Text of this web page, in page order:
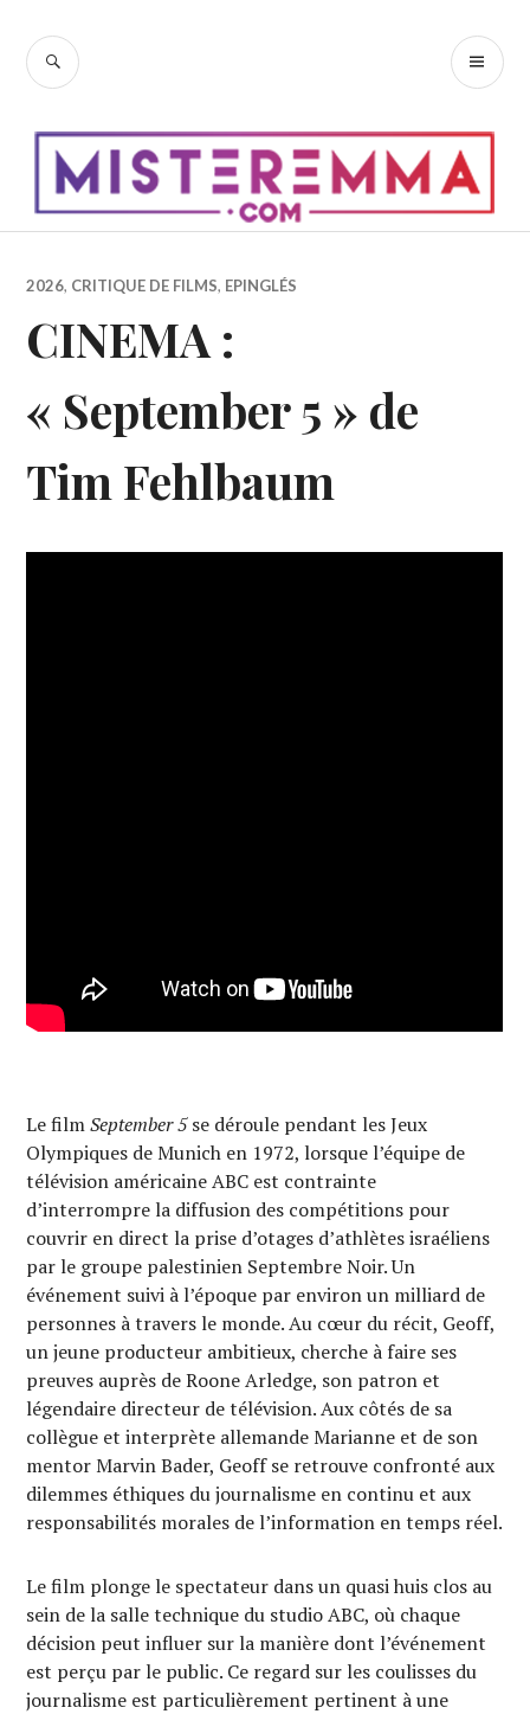
contenu
RECHERCHE
2026, CRITIQUE DE FILMS, EPINGLÉS
CINEMA :
« September 5 » de
Tim Fehlbaum
Le filmSeptember 5se déroule pendant les Jeux
Olympiques de Munich en 1972, lorsque l’équipe de
télévision américaine ABC est contrainte
d’interrompre la diffusion des compétitions pour
couvrir en direct la prise d’otages d’athlètes israéliens
par le groupe palestinien Septembre Noir. Un
événement suivi à l’époque par environ un milliard de
personnes à travers le monde. Au cœur du récit, Geoff,
un jeune producteur ambitieux, cherche à faire ses
preuves auprès de Roone Arledge, son patron et
légendaire directeur de télévision. Aux côtés de sa
collègue et interprète allemande Marianne et de son
mentor Marvin Bader, Geoff se retrouve confronté aux
dilemmes éthiques du journalisme en continu et aux
responsabilités morales de l’information en temps réel.
Le film plonge le spectateur dans un quasi huis clos au
sein de la salle technique du studio ABC, où chaque
décision peut influer sur la manière dont l’événement
est perçu par le public. Ce regard sur les coulisses du
journalisme est particulièrement pertinent à une